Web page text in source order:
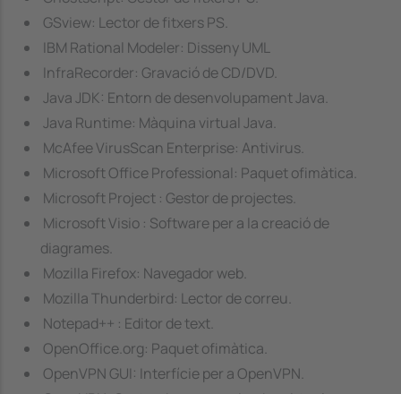
GSview: Lector de fitxers PS.
IBM Rational Modeler: Disseny UML
InfraRecorder: Gravació de CD/DVD.
Java JDK: Entorn de desenvolupament Java.
Java Runtime: Màquina virtual Java.
McAfee VirusScan Enterprise: Antivirus.
Microsoft Office Professional: Paquet ofimàtica.
Microsoft Project : Gestor de projectes.
Microsoft Visio : Software per a la creació de
diagrames.
Mozilla Firefox: Navegador web.
Mozilla Thunderbird: Lector de correu.
Notepad++ : Editor de text.
OpenOffice.org: Paquet ofimàtica.
OpenVPN GUI: Interfície per a OpenVPN.